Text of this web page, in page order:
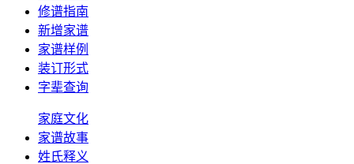
修谱指南
新增家谱
家谱样例
装订形式
字辈查询
家庭文化
家谱故事
姓氏释义